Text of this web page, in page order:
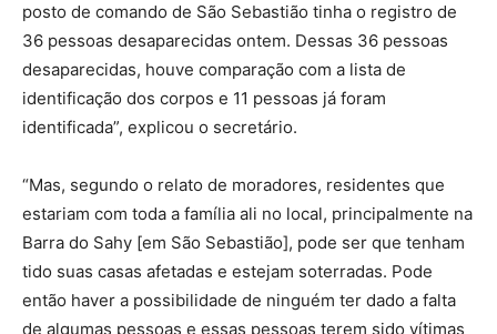
posto de comando de São Sebastião tinha o registro de
36 pessoas desaparecidas ontem. Dessas 36 pessoas
desaparecidas, houve comparação com a lista de
identificação dos corpos e 11 pessoas já foram
identificada”, explicou o secretário.
“Mas, segundo o relato de moradores, residentes que
estariam com toda a família ali no local, principalmente na
Barra do Sahy [em São Sebastião], pode ser que tenham
tido suas casas afetadas e estejam soterradas. Pode
então haver a possibilidade de ninguém ter dado a falta
de algumas pessoas e essas pessoas terem sido vítimas